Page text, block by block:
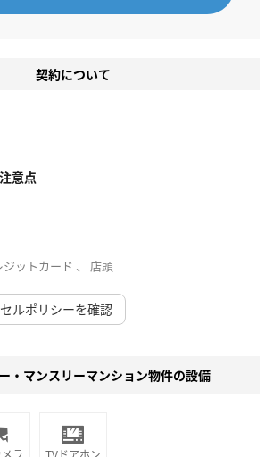
契約について
意点
ットカード 、 店頭
ルポリシーを確認
・マンスリーマンション物件の設備
ラ TVドアホン